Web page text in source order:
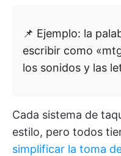
📌 Ejemplo: la
escribir como
los sonidos y las
Cada sistema de
estilo, pero todos
simplificar la toma